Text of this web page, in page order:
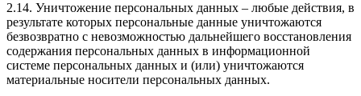
2.14. Уничтожение персональных данных – любые действия, в
результате которых персональные данные уничтожаются
безвозвратно с невозможностью дальнейшего восстановления
содержания персональных данных в информационной
системе персональных данных и (или) уничтожаются
материальные носители персональных данных.